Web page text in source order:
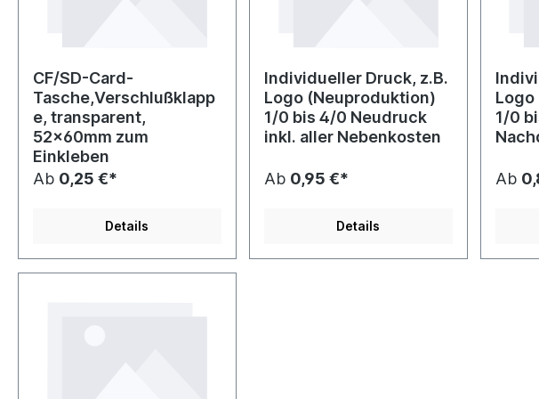
CF/SD-Card-
Tasche,Verschlußklapp
e, transparent,
52x60mm zum
Einkleben
Ab 0,25 €*
Details
Individueller Druck, z.B.
Logo (Neuproduktion)
1/0 bis 4/0 Neudruck
inkl. aller Nebenkosten
Ab 0,95 €*
Details
1/0
Ab